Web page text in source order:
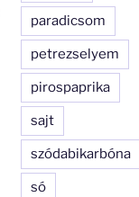
paradicsom
petrezselyem
pirospaprika
sajt
szódabikarbóna
só